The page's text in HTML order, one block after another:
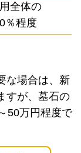
全体の
％程度
な場合は、新
すが、墓石の
50万円程度で